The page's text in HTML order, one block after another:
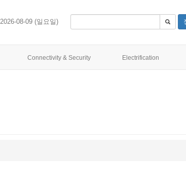
2026-08-09 (일요일)
Connectivity & Security Electrification